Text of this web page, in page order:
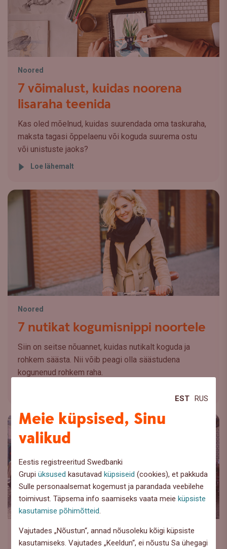
EST RUS
Meie küpsised, Sinu
valikud
Eestis registreeritud Swedbanki
Grupiüksused kasutavadküpsiseid (cookies), et pakkuda
Sulle personaalsemat kogemust ja parandada veebilehe
toimivust. Täpsema info saamiseks vaata meieküpsiste
kasutamise põhimõtteid.
Vajutades „Nõustun“, annad nõusoleku kõigi küpsiste
kasutamiseks. Vajutades „Keeldun“, ei nõustu Sa ühegagi
Noored
7 võimalust, kuidas noorena
lisaraha teenida
Kas oled mõelnud, kuidas suurendada oma taskuraha,
maksta tagasi õppelaenu või koguda suurema ostu
või unistuste jaoks?
Loe lähemalt
Noored
7 nutikat kogumisnippi noortele
Siin on seitse nõuannet, kuidas nutikalt koguda ja
rohkem säästa. Nii võib peagi olla säästudena
kogunenud rohkem raha.
Noored